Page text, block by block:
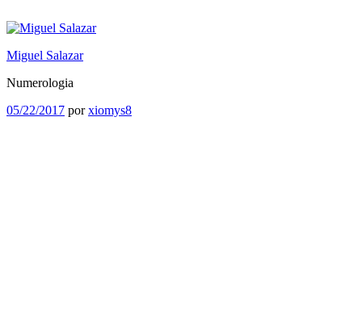
al
Miguel Salazar
Numerologia
Publicado
05/22/2017 porxiomys8